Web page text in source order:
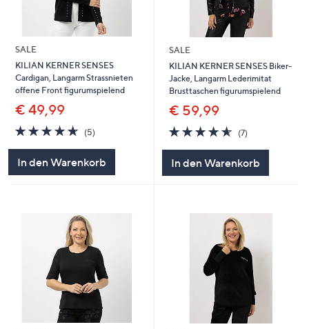
SALE
KILIAN KERNER SENSES
Cardigan, Langarm Strassnieten
offene Front figurumspielend
€ 49,99
4.6
von
(5)
In den Warenkorb
SALE
KILIAN KERNER SENSES Biker-
Jacke, Langarm Lederimitat
Brusttaschen figurumspielend
€ 59,99
4.6
von
5
(7)
In den Warenkorb